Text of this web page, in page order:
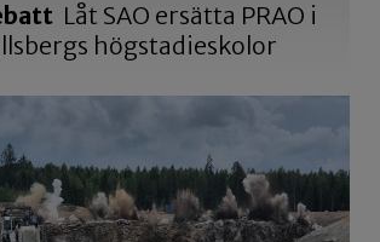
Låt SAO ersätta PRAO i
högstadieskolor